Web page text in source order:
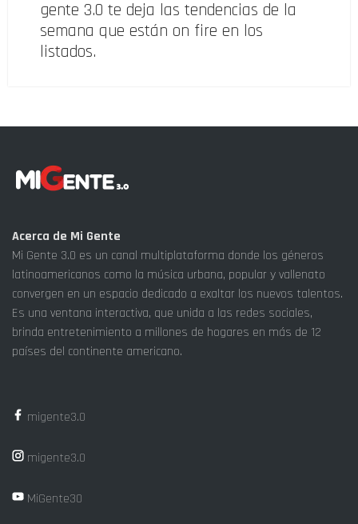
gente 3.0 te deja las tendencias de la
semana que están on fire en los
listados.
Acerca de Mi Gente
Mi Gente 3.0 es un canal multiplataforma donde los géneros
latinoamericanos como la música urbana, popular y vallenato
convergen en un espacio dedicado a exaltar los nuevos talentos.
Es una ventana interactiva, que unida a las redes sociales,
brinda entretenimiento a millones de hogares en más de 12
países del continente americano.
migente3.0
migente3.0
MiGente30